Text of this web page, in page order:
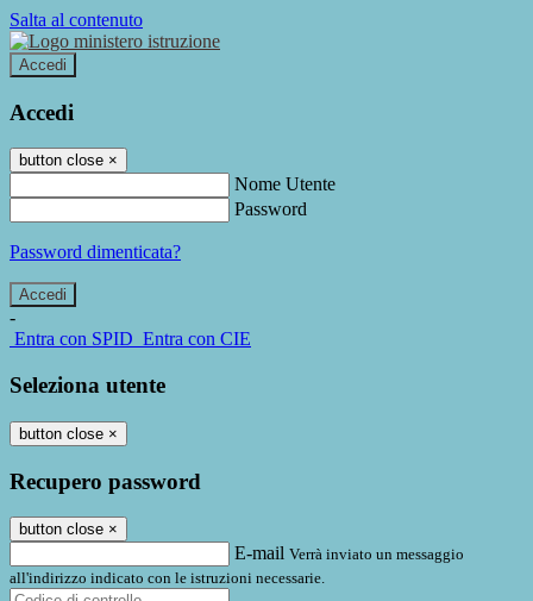
Salta al contenuto
Accedi
Accedi
button close ×
Nome Utente
Password
Password dimenticata?
-
Entra con SPID Entra con CIE
Seleziona utente
button close ×
Recupero password
button close ×
E-mail Verrà inviato un messaggio
all'indirizzo indicato con le istruzioni necessarie.